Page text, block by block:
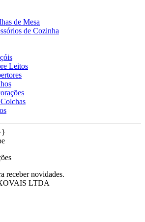
de Mesa
de Cozinha
Leitos
receber novidades.